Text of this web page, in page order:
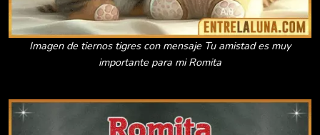
Imagen de tiernos tigres con mensaje Tu amistad es muy
importante para mi Romita